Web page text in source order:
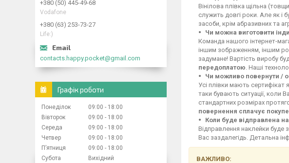
Вінілова плівка щільна
служить довгі роки. Але як і
засоби, крім абразивних та
Чи можна виготовити
Команда нашого інтернет-
іншим зображенням, іншим
задумане! Вартість виробу
передоплатою . Наші
Чи можливо повернути /
Усі плівки мають
таки бувають ситуації, коли
стандартних розмірах
повернення сплачує
Коли буде відправлена
Відправлення наклейки буде
Вас заздалегідь. Детальна
ВАЖЛИВО:
+380 (50) 445-49-68
Vodafone
+380 (63) 253-73-27
Life:)
contacts.happy.pocket@gmail.com
Графік роботи
Понеділок 09:00
18:00
Вівторок
09:00
18:00
Середа
09:00
18:00
Четвер
09:00
18:00
Пʼятниця
09:00
18:00
Субота
Вихідний